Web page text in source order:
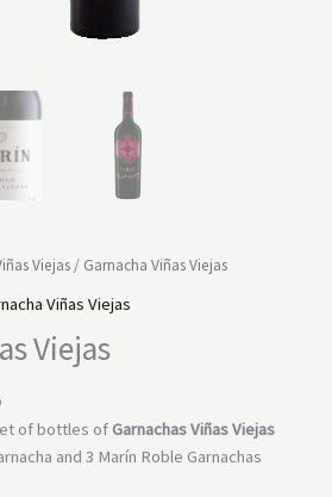
Viejas / Garnacha Viñas Viejas
Viñas Viejas
Viejas
of bottles of Garnachas Viñas Viejas
and 3 Marín Roble Garnachas